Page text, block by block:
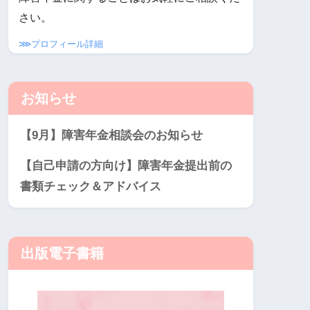
さい。
⋙プロフィール詳細
お知らせ
【9月】障害年金相談会のお知らせ
【自己申請の方向け】障害年金提出前の
書類チェック＆アドバイス
出版電子書籍